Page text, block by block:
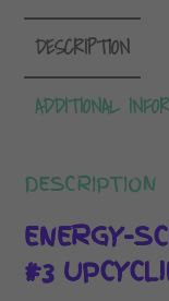
DESCRIPTION
ADDITIONAL
DESCRIPTION
ENERGY-
#3